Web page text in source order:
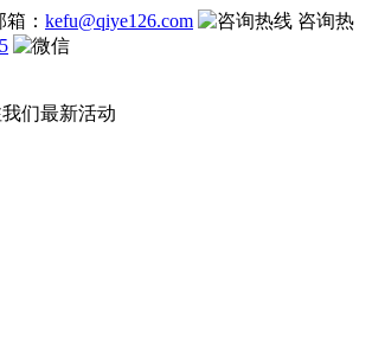
： kefu@qiye126.com
咨询热
们最新活动